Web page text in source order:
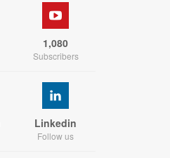
1,080
Subscribers
Linkedin
Follow us